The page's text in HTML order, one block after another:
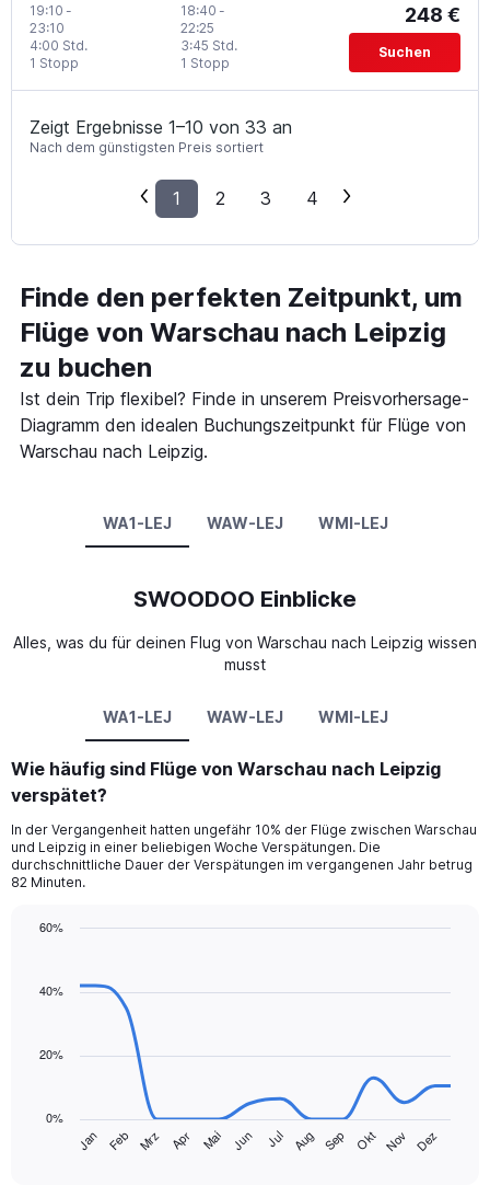
19:10 -
23:10
1 Stopp
4:00 Std.
18:40 -
22:25
1 Stopp
3:45 Std.
248 €
Suchen
Zeigt Ergebnisse 1–10 von 33 an
Nach dem günstigsten Preis sortiert
1 2 3 4
Finde den perfekten Zeitpunkt, um
Flüge von Warschau nach Leipzig
zu buchen
Ist dein Trip flexibel? Finde in unserem Preisvorhersage-
Diagramm den idealen Buchungszeitpunkt für Flüge von
Warschau nach Leipzig.
WA1-LEJ WAW-LEJ WMI-LEJ
SWOODOO Einblicke
Alles, was du für deinen Flug von Warschau nach Leipzig wissen
musst
WA1-LEJ WAW-LEJ WMI-LEJ
Wie häufig sind Flüge von Warschau nach Leipzig
verspätet?
In der Vergangenheit hatten ungefähr 10% der Flüge zwischen Warschau
und Leipzig in einer beliebigen Woche Verspätungen. Die
durchschnittliche Dauer der Verspätungen im vergangenen Jahr betrug
82 Minuten.
with
has
Jan Feb Mrz Apr Mai Jun Jul Aug Sep Okt Nov Dez
0%
20%
40%
60%